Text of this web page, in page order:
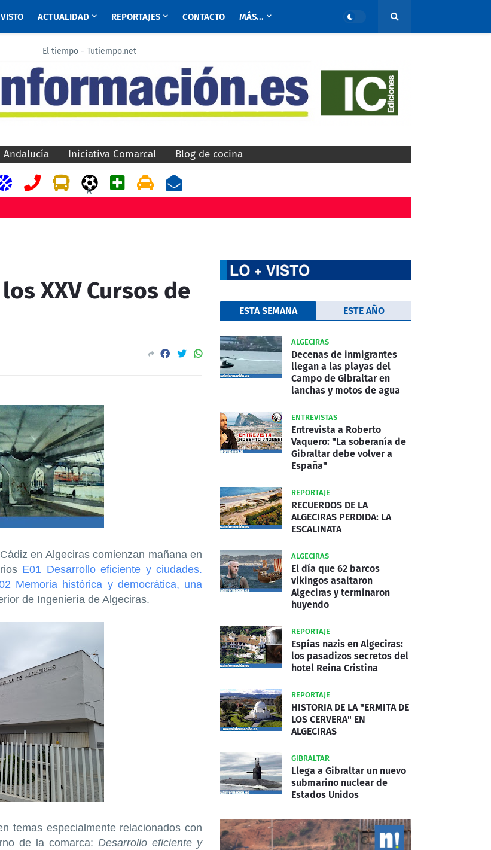
ACTUALIDAD REPORTAJES CONTACTO MÁS...
El tiempo - Tutiempo.net
Andalucía Iniciativa Comarcal Blog de cocina
A
XXV Cursos de
en Algeciras comienzan mañana en
E01 Desarrollo eficiente y ciudades.
Memoria histórica y democrática, una
de Ingeniería de Algeciras.
temas especialmente relacionados con
de la comarca: Desarrollo eficiente y
ESTA SEMANA ESTE AÑO
ALGECIRAS
Decenas de inmigrantes
llegan a las playas del
Campo de Gibraltar en
lanchas y motos de agua
ENTREVISTAS
Entrevista a Roberto
Vaquero: "La soberanía de
Gibraltar debe volver a
España"
REPORTAJE
RECUERDOS DE LA
ALGECIRAS PERDIDA: LA
ESCALINATA
ALGECIRAS
El día que 62 barcos
vikingos asaltaron
Algeciras y terminaron
huyendo
REPORTAJE
Espías nazis en Algeciras:
los pasadizos secretos del
hotel Reina Cristina
REPORTAJE
HISTORIA DE LA "ERMITA DE
LOS CERVERA" EN
ALGECIRAS
GIBRALTAR
Llega a Gibraltar un nuevo
submarino nuclear de
Estados Unidos